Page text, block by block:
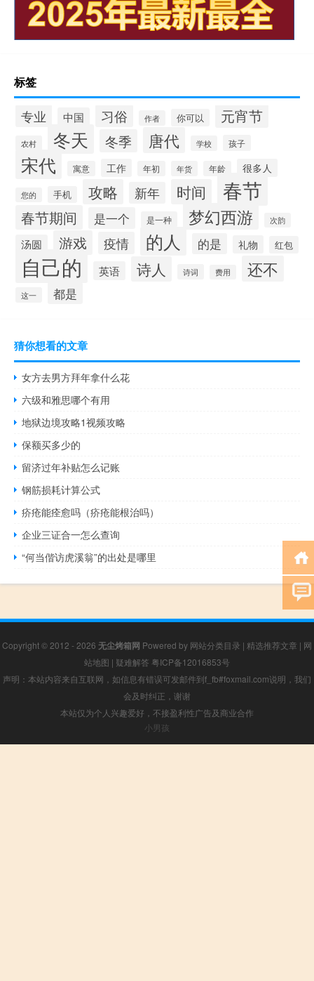
标签
专业 中国 习俗 作者 你可以 元宵节
农村 冬天 冬季 唐代 学校 孩子
宋代 寓意 工作 年初 年货 年龄 很多人
您的 手机 攻略 新年 时间 春节
春节期间 是一个 是一种 梦幻西游 次韵
汤圆 游戏 疫情 的人 的是 礼物 红包
自己的 英语 诗人 诗词 费用 还不
这一 都是
猜你想看的文章
女方去男方拜年拿什么花
六级和雅思哪个有用
地狱边境攻略1视频攻略
保额买多少的
留济过年补贴怎么记账
钢筋损耗计算公式
疥疮能痊愈吗（疥疮能根治吗）
企业三证合一怎么查询
“何当偕访虎溪翁”的出处是哪里
Copyright © 2012 - 2026 无尘烤箱网 Powered by 网站分类目录 | 精选推荐文章 | 网
站地图 | 疑难解答 粤ICP备12016853号
声明：本站内容来自互联网，如信息有错误可发邮件到f_fb#foxmail.com说明，我们
会及时纠正，谢谢
本站仅为个人兴趣爱好，不接盈利性广告及商业合作
小男孩